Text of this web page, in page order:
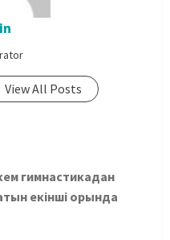
View All Posts
гимнастикадан
екінші орында